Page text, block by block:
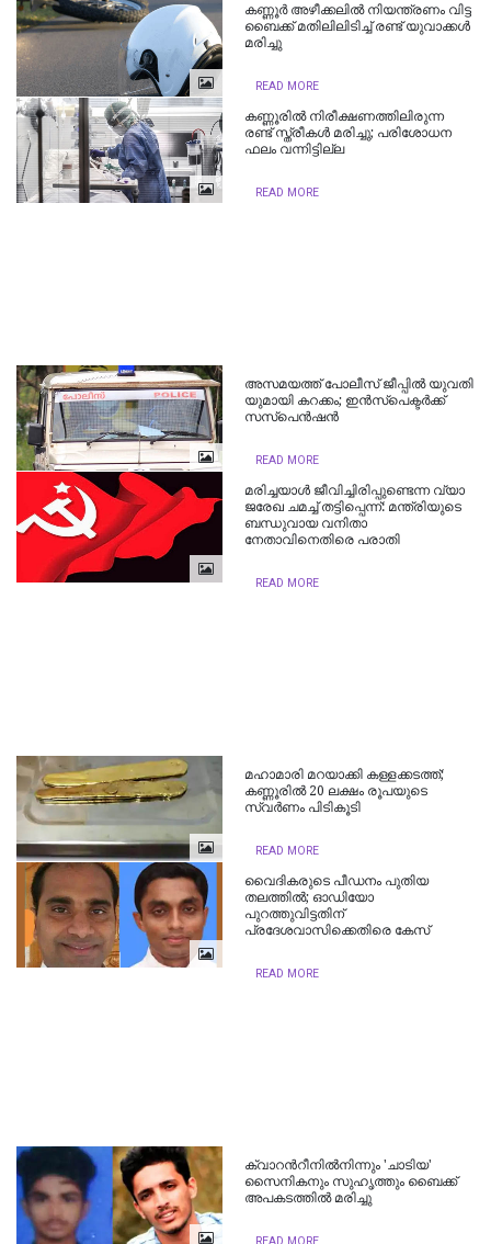
കണ്ണൂര്‍ അഴീക്കലിൽ നിയന്ത്രണം വിട്ട
ബൈക്ക് മതിലിലിടിച്ച്‌ രണ്ട് യുവാക്കള്‍
മരിച്ചു
READ MORE
കണ്ണൂരില്‍ നിരീക്ഷണത്തിലിരുന്ന
രണ്ട് സ്ത്രീകള്‍ മരിച്ചു; പരിശോധന
ഫലം വന്നിട്ടില്ല
READ MORE
അ​സ​മ​യ​ത്ത് പോ​ലീ​സ് ജീ​പ്പി​ൽ യു​വ​തി​
യു​മാ​യി ക​റ​ക്കം; ഇന്‍സ്പെക്ടര്‍ക്ക്
സസ്പെന്‍ഷന്‍
READ MORE
മ​രി​ച്ച​യാ​ൾ ജീ​വി​ച്ചി​രി​പ്പു​ണ്ടെ​ന്ന വ്യാ​
ജ​രേ​ഖ ച​മ​ച്ച് തട്ടിപ്പെന്ന്: മന്ത്രിയുടെ
ബന്ധുവായ വനിതാ
നേതാവിനെതിരെ പരാതി
READ MORE
മഹാമാരി മറയാക്കി കള്ളക്കടത്ത്;
കണ്ണൂരിൽ 20 ലക്ഷം രൂപയുടെ
സ്വർണം പിടികൂടി
READ MORE
വൈദികരുടെ പീഡനം പുതിയ
തലത്തിൽ; ഓഡിയോ
പുറത്തുവിട്ടതിന്
പ്രദേശവാസിക്കെതിരെ കേസ്
READ MORE
ക്വാറന്‍റീനില്‍നിന്നും 'ചാടിയ'
സൈനികനും സുഹൃത്തും ബൈക്ക്
അപകടത്തില്‍ മരിച്ചു